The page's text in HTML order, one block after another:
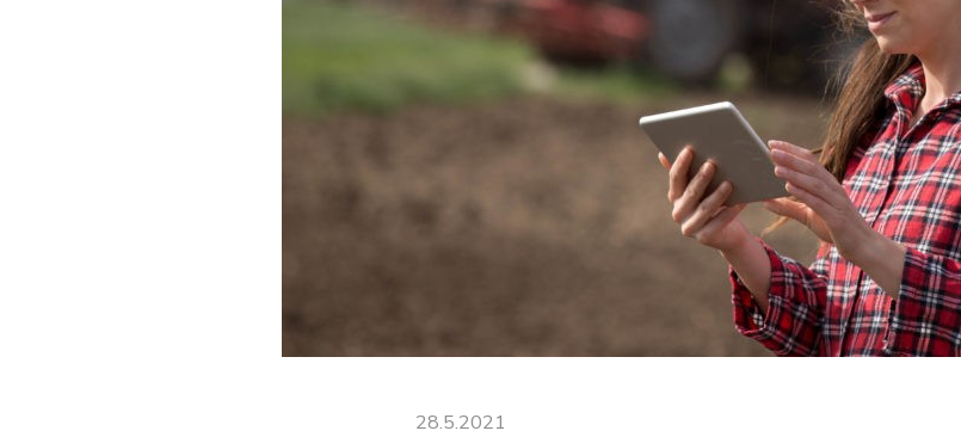
28.5.2021